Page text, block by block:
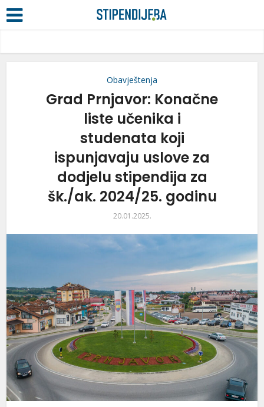
Obavještenja
Grad Prnjavor: Konačne
liste učenika i
studenata koji
ispunjavaju uslove za
dodjelu stipendija za
šk./ak. 2024/25. godinu
20.01.2025.